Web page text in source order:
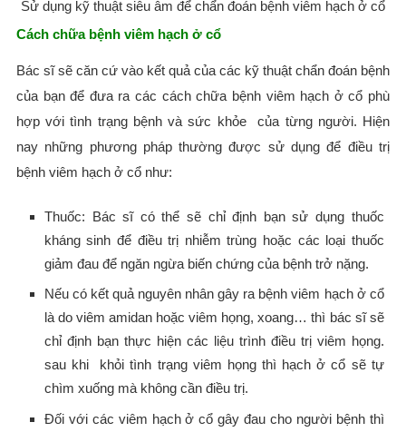
Sử dụng kỹ thuật siêu âm để chẩn đoán bệnh viêm hạch ở cổ
Cách chữa bệnh viêm hạch ở cổ
Bác sĩ sẽ căn cứ vào kết quả của các kỹ thuật chẩn đoán bệnh
của bạn để đưa ra các cách chữa bệnh viêm hạch ở cổ phù
hợp với tình trạng bệnh và sức khỏe của từng người. Hiện
nay những phương pháp thường được sử dụng để điều trị
bệnh viêm hạch ở cổ như:
Thuốc: Bác sĩ có thể sẽ chỉ định bạn sử dụng thuốc
kháng sinh để điều trị nhiễm trùng hoặc các loại thuốc
giảm đau để ngăn ngừa biến chứng của bệnh trở nặng.
Nếu có kết quả nguyên nhân gây ra bệnh viêm hạch ở cổ
là do viêm amidan hoặc viêm họng, xoang… thì bác sĩ sẽ
chỉ định bạn thực hiện các liệu trình điều trị viêm họng.
sau khi khỏi tình trạng viêm họng thì hạch ở cổ sẽ tự
chìm xuống mà không cần điều trị.
Đối với các viêm hạch ở cổ gây đau cho người bệnh thì